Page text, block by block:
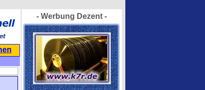
- Werbung Dezent -